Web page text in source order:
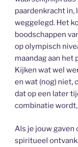
paardenkracht in,
weggelegd. Het
boodschappen
op olympisch
maandag aan het
Kijken wat wel
en wat (nog) niet,
dat op een later
combinatie
Als je jouw gaven
spiritueel